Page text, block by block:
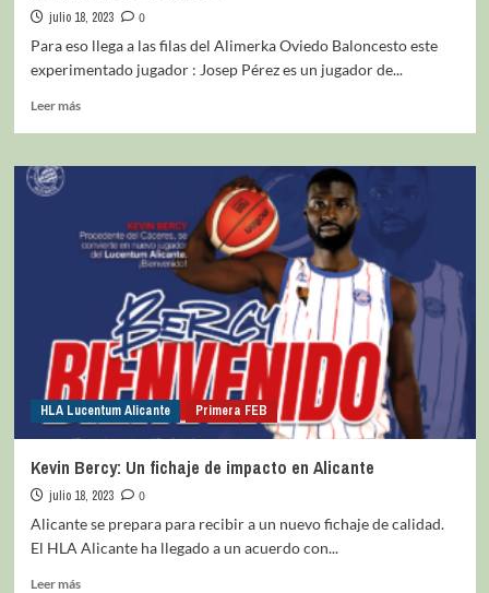
julio 18, 2023
0
Para eso llega a las filas del Alimerka Oviedo Baloncesto este
experimentado jugador : Josep Pérez es un jugador de...
Leer más
HLA Lucentum Alicante Primera FEB
Kevin Bercy: Un fichaje de impacto en Alicante
julio 18, 2023
0
Alicante se prepara para recibir a un nuevo fichaje de calidad.
El HLA Alicante ha llegado a un acuerdo con...
Leer más